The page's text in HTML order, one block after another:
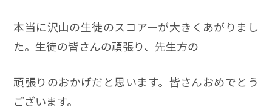
本当に沢山の生徒のスコアーが大きくあがりまし
た。生徒の皆さんの頑張り、先生方の
頑張りのおかげだと思います。皆さんおめでとう
ございます。